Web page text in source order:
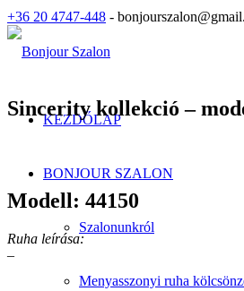
+36 20 4747-448 -
KEZDŐLAP
BONJOUR SZALON
Szalonunkról
Menyasszonyi ruha
Sincerity kollekció –
Modell: 44150
Ruha leírása:
–